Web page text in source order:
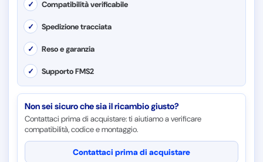
✓ Compatibilità verificabile
✓ Spedizione tracciata
✓ Reso e garanzia
✓ Supporto FMS2
Non sei sicuro che sia il ricambio giusto?
Contattaci prima di acquistare: ti aiutiamo a verificare
compatibilità, codice e montaggio.
Contattaci prima di acquistare